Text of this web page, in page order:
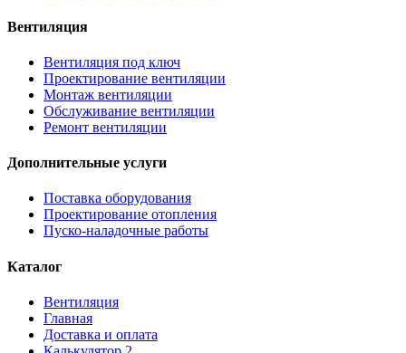
Вентиляция
Вентиляция под ключ
Проектирование вентиляции
Монтаж вентиляции
Обслуживание вентиляции
Ремонт вентиляции
Дополнительные услуги
Поставка оборудования
Проектирование отопления
Пуско-наладочные работы
Каталог
Вентиляция
Главная
Доставка и оплата